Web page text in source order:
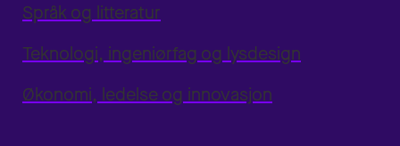
Språk og litteratur
Teknologi, ingeniørfag og lysdesign
Økonomi, ledelse og innovasjon